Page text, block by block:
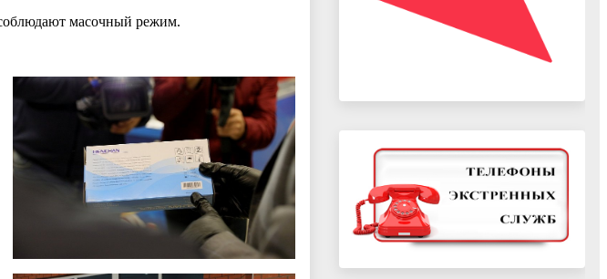
масочный режим.